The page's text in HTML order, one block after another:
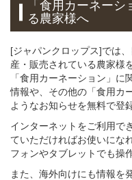
「食用カーネーシ
る 農家様へ
[ジャパンクロップス]では
産・販売されている農家様
「食用カーネーション」
情報や、その他の「食用カ
ようなお知らせを無料で登
インターネットをご利用で
ていただければお使いにな
フォンやタブレットでも操
また、海外向けにも情報を